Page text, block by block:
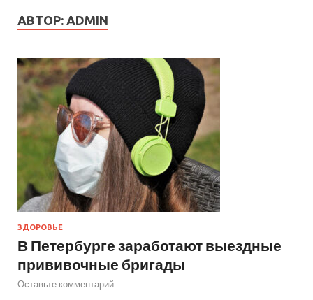
АВТОР: ADMIN
ЗДОРОВЬЕ
В Петербурге заработают выездные
прививочные бригады
Оставьте комментарий